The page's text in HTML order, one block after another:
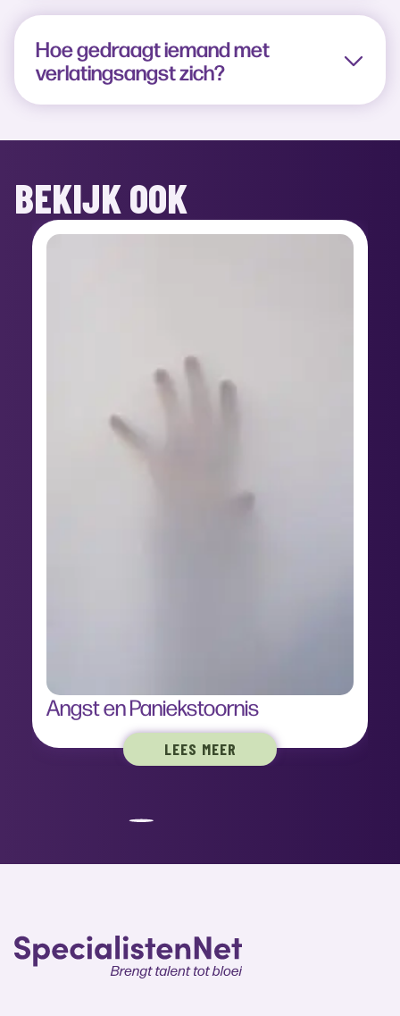
Hoe gedraagt iemand met
verlatingsangst zich?
BEKIJK OOK
Angst en Paniekstoornis
LEES MEER